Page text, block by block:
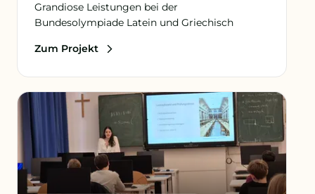
Grandiose Leistungen bei der
Bundesolympiade Latein und Griechisch
Zum Projekt